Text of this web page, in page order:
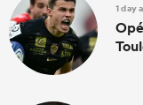
1 day